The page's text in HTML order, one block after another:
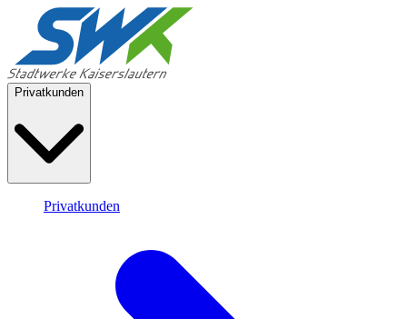
Privatkunden
Privatkunden